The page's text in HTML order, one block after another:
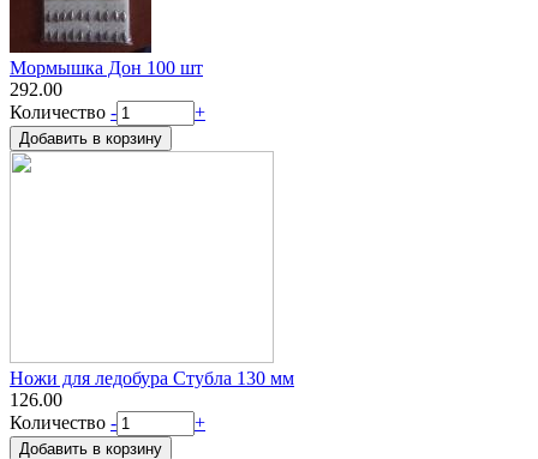
Мормышка Дон 100 шт
292.00
Количество - +
Ножи для ледобура Стубла 130 мм
126.00
Количество - +